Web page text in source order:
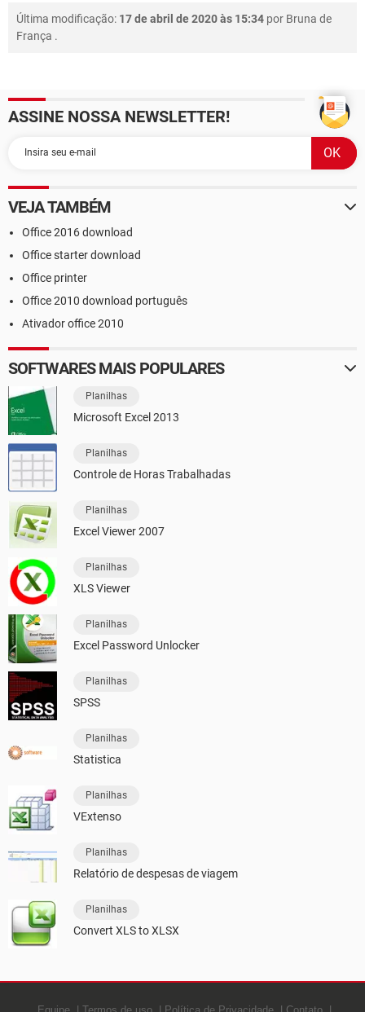
Última modificação: 17 de abril de 2020 às 15:34 por Bruna de
França .
ASSINE NOSSA NEWSLETTER!
VEJA TAMBÉM
Office 2016 download
Office starter download
Office printer
Office 2010 download português
Ativador office 2010
SOFTWARES MAIS POPULARES
Planilhas
Microsoft Excel 2013
Planilhas
Controle de Horas Trabalhadas
Planilhas
Excel Viewer 2007
Planilhas
XLS Viewer
Planilhas
Excel Password Unlocker
Planilhas
SPSS
Planilhas
Statistica
Planilhas
VExtenso
Planilhas
Relatório de despesas de viagem
Planilhas
Convert XLS to XLSX